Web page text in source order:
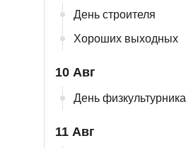
День строителя
Хороших выходных
10 Авг
День физкультурника
11 Авг